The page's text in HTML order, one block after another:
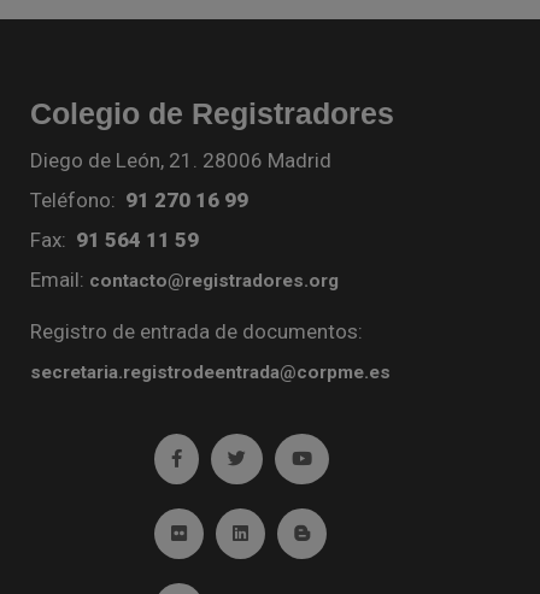
Colegio de Registradores
Diego de León, 21. 28006 Madrid
Teléfono: 91 270 16 99
Fax: 91 564 11 59
Email: contacto@registradores.org
Registro de entrada de documentos:
secretaria.registrodeentrada@corpme.es
Ir a facebook (abre en ventana nueva)
Ir a twitter (abre en ventana nueva)
Ir a YouTube (abre en
Ir a Flickr (abre en ventana nueva)
Ir a Linkedin (abre en ventana nueva)
Ir al Blog (abre en ventana